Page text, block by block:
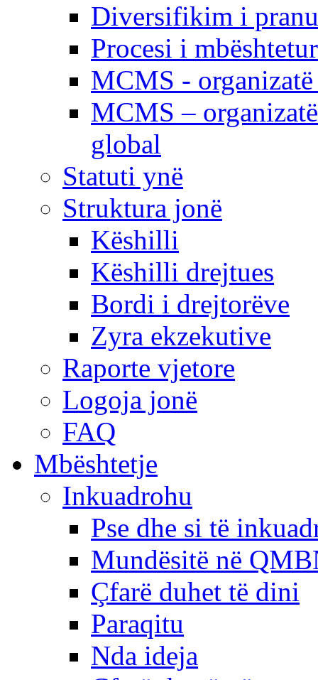
Diversifikim i
Procesi i
MCMS -
MCMS –
global
Statuti ynë
Struktura jonë
Këshilli
Këshilli drejtues
Bordi i drejtorëve
Zyra ekzekutive
Raporte vjetore
Logoja jonë
FAQ
Mbështetje
Inkuadrohu
Pse dhe si të
Mundësitë në
Çfarë duhet të dini
Paraqitu
Nda ideja